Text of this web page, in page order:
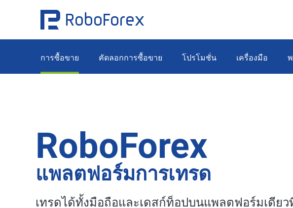
การซื้อขาย คัดลอกการซื้อขาย โปรโมชั่น เครื่องมือ
RoboForex
แพลตฟอร์มการเทรด
เทรดได้ทั้งมือถือและเดสก์ท็อปบนแพลตฟอร์มเดียว